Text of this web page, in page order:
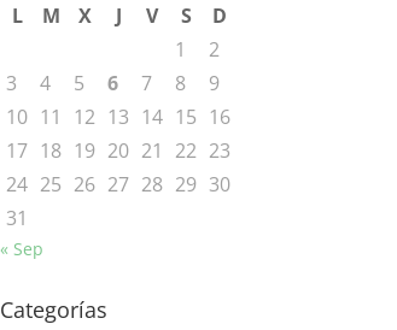
L M X J V S
D
1
2
3
4 5 6 7 8
9
10 11 12 13 14 15 16
17 18 19 20 21 22 23
24 25 26 27 28 29 30
31
« Sep
Categorías